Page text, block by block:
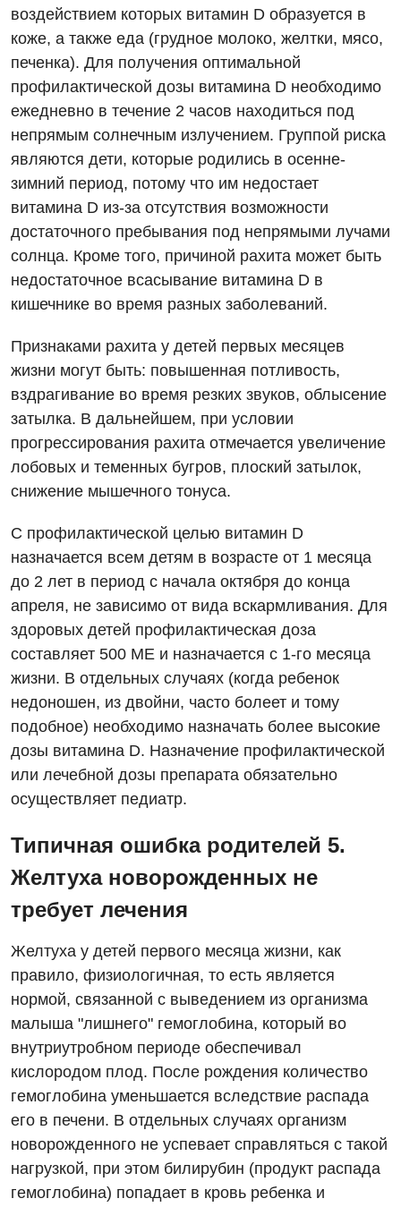
воздействием которых витамин D образуется в
коже, а также еда (грудное молоко, желтки, мясо,
печенка). Для получения оптимальной
профилактической дозы витамина D необходимо
ежедневно в течение 2 часов находиться под
непрямым солнечным излучением. Группой риска
являются дети, которые родились в осенне-
зимний период, потому что им недостает
витамина D из-за отсутствия возможности
достаточного пребывания под непрямыми лучами
солнца. Кроме того, причиной рахита может быть
недостаточное всасывание витамина D в
кишечнике во время разных заболеваний.
Признаками рахита у детей первых месяцев
жизни могут быть: повышенная потливость,
вздрагивание во время резких звуков, облысение
затылка. В дальнейшем, при условии
прогрессирования рахита отмечается увеличение
лобовых и теменных бугров, плоский затылок,
снижение мышечного тонуса.
С профилактической целью витамин D
назначается всем детям в возрасте от 1 месяца
до 2 лет в период с начала октября до конца
апреля, не зависимо от вида вскармливания. Для
здоровых детей профилактическая доза
составляет 500 МЕ и назначается с 1-го месяца
жизни. В отдельных случаях (когда ребенок
недоношен, из двойни, часто болеет и тому
подобное) необходимо назначать более высокие
дозы витамина D. Назначение профилактической
или лечебной дозы препарата обязательно
осуществляет педиатр.
Типичная ошибка родителей 5.
Желтуха новорожденных не
требует лечения
Желтуха у детей первого месяца жизни, как
правило, физиологичная, то есть является
нормой, связанной с выведением из организма
малыша "лишнего" гемоглобина, который во
внутриутробном периоде обеспечивал
кислородом плод. После рождения количество
гемоглобина уменьшается вследствие распада
его в печени. В отдельных случаях организм
новорожденного не успевает справляться с такой
нагрузкой, при этом билирубин (продукт распада
гемоглобина) попадает в кровь ребенка и